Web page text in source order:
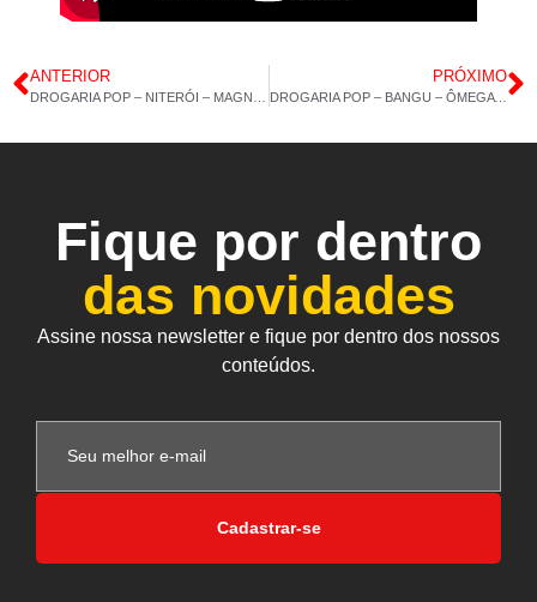
ANTERIOR PRÓXIMO
DROGARIA POP – BANGU – ÔMEGA 3 – COLÁGENO TIPO 2 60CAP – 08/06/2023 – 15H 12M
Fique por dentro
das novidades
Assine nossa newsletter e fique por dentro dos nossos
conteúdos.
Cadastrar-se